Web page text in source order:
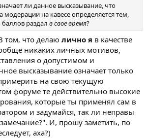
ли данное высказывание, что
на кавесе определяется тем,
раздал в свое время?
том, что делаю лично я в качестве
никаких личных мотивов,
о допустимом и
высказывание означает только
на свою текущую
форуме те действительно высокие
которые ты применял сам в
и задумайся, так ли неправы
И, прошу заметить, по
аха?)